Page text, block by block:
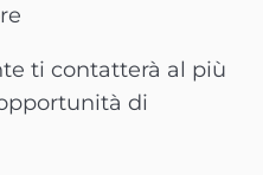
ti contatterà al più
di